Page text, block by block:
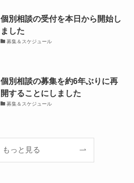
個別相談の受付を本日から開始し
ました
募集＆スケジュール
個別相談の募集を約6年ぶりに再
開することにしました
募集＆スケジュール
もっと見る